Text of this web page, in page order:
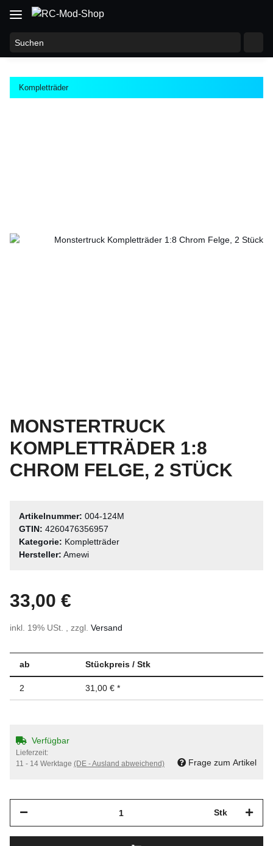
Kompletträder
MONSTERTRUCK
KOMPLETTRÄDER 1:8
CHROM FELGE, 2 STÜCK
Artikelnummer: 004-124M
GTIN: 4260476356957
Kategorie: Kompletträder
Hersteller: Amewi
33,00 €
inkl. 19% USt. , zzgl. Versand
ab Stückpreis / Stk
2 31,00 € *
Verfügbar
Lieferzeit:
11 - 14 Werktage (DE - Ausland abweichend) Frage zum Artikel
Stk